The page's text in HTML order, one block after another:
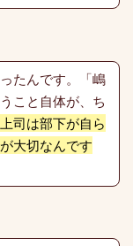
たんです。「嶋
こと自体が、ち
上司は部下が自ら
大切なんです